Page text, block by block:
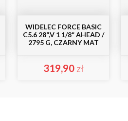
WIDELEC FORCE BASIC
C5.6 28“,V 1 1/8“ AHEAD /
2795 G, CZARNY MAT
319,90 zł